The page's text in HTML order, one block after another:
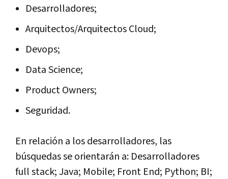
Desarrolladores;
Arquitectos/Arquitectos Cloud;
Devops;
Data Science;
Product Owners;
Seguridad.
En relación a los desarrolladores, las
búsquedas se orientarán a: Desarrolladores
full stack; Java; Mobile; Front End; Python; BI;